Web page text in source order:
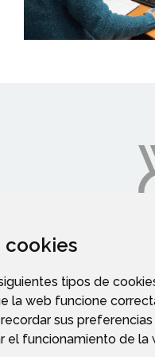
cookies
tipos de
la web funcione
sus
el funcionamiento de la